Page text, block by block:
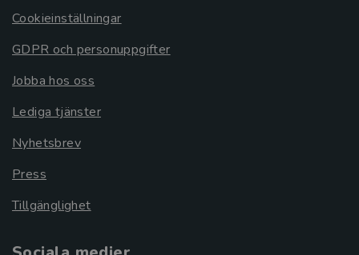
Cookieinställningar
GDPR och personuppgifter
Jobba hos oss
Lediga tjänster
Nyhetsbrev
Press
Tillgänglighet